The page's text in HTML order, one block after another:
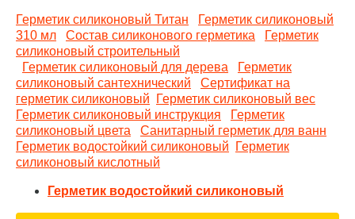
Герметик силиконовый Титан
Герметик силиконовый
310 мл
Состав силиконового герметика
Герметик
силиконовый строительный
Герметик силиконовый для дерева
Герметик
силиконовый сантехнический
Сертификат на
герметик силиконовый
Герметик силиконовый вес
Герметик силиконовый инструкция
Герметик
силиконовый цвета
Санитарный герметик для ванн
Герметик водостойкий силиконовый
Герметик
силиконовый кислотный
Герметик водостойкий силиконовый